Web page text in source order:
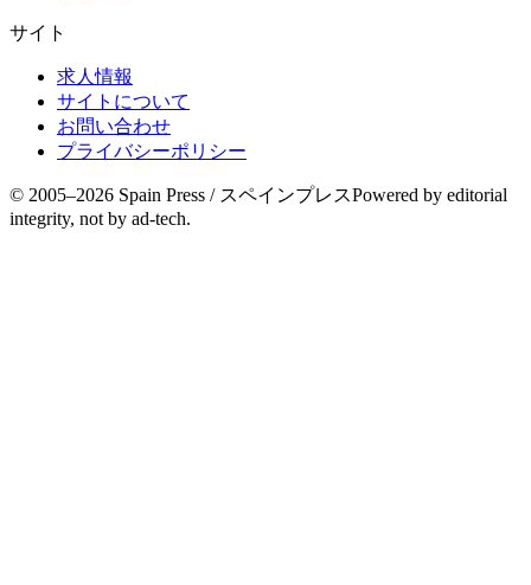
サイト
求人情報
サイトについて
お問い合わせ
プライバシーポリシー
© 2005–2026 Spain Press / スペインプレスPowered by editorial
integrity, not by ad-tech.